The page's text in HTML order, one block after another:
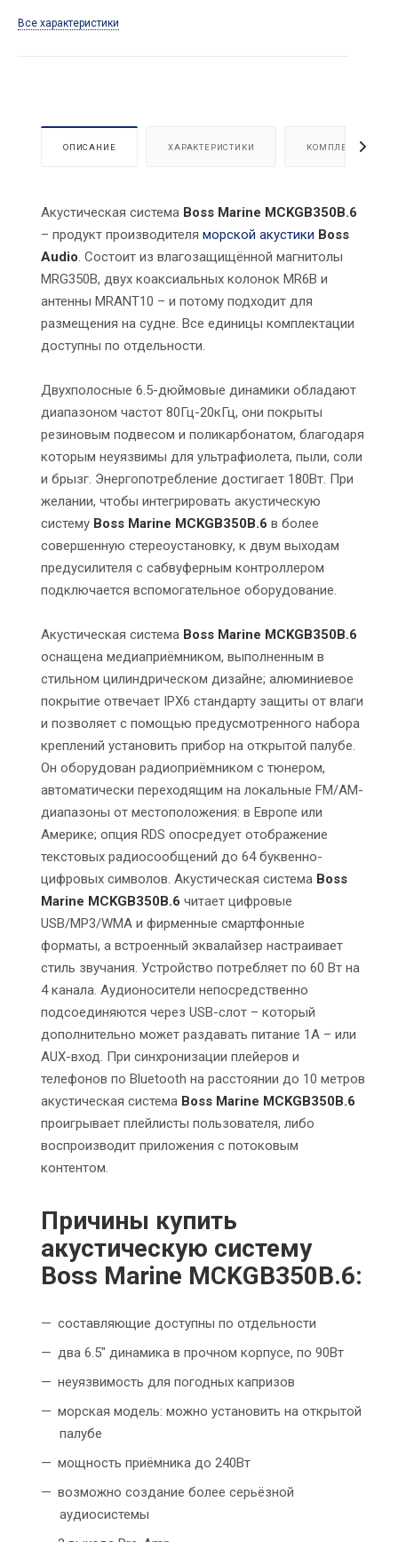
Все характеристики
ОПИСАНИЕ ХАРАКТЕРИСТИКИ КОМПЛЕКТАЦИЯ
Акустическая система Boss Marine MCKGB350B.6
– продукт производителя морской акустики Boss
Audio. Состоит из влагозащищённой магнитолы
MRG350B, двух коаксиальных колонок MR6B и
антенны MRANT10 – и потому подходит для
размещения на судне. Все единицы комплектации
доступны по отдельности.
Двухполосные 6.5-дюймовые динамики обладают
диапазоном частот 80Гц-20кГц, они покрыты
резиновым подвесом и поликарбонатом, благодаря
которым неуязвимы для ультрафиолета, пыли, соли
и брызг. Энергопотребление достигает 180Вт. При
желании, чтобы интегрировать акустическую
систему Boss Marine MCKGB350B.6 в более
совершенную стереоустановку, к двум выходам
предусилителя с сабвуферным контроллером
подключается вспомогательное оборудование.
Акустическая система Boss Marine MCKGB350B.6
оснащена медиаприёмником, выполненным в
стильном цилиндрическом дизайне; алюминиевое
покрытие отвечает IPX6 стандарту защиты от влаги
и позволяет с помощью предусмотренного набора
креплений установить прибор на открытой палубе.
Он оборудован радиоприёмником с тюнером,
автоматически переходящим на локальные FM/AM-
диапазоны от местоположения: в Европе или
Америке; опция RDS опосредует отображение
текстовых радиосообщений до 64 буквенно-
цифровых символов. Акустическая система Boss
Marine MCKGB350B.6 читает цифровые
USB/MP3/WMA и фирменные смартфонные
форматы, а встроенный эквалайзер настраивает
стиль звучания. Устройство потребляет по 60 Вт на
4 канала. Аудионосители непосредственно
подсоединяются через USB-слот – который
дополнительно может раздавать питание 1А – или
AUX-вход. При синхронизации плейеров и
телефонов по Bluetooth на расстоянии до 10 метров
акустическая система Boss Marine MCKGB350B.6
проигрывает плейлисты пользователя, либо
воспроизводит приложения с потоковым
контентом.
Причины купить
акустическую систему
Boss Marine MCKGB350B.6:
составляющие доступны по отдельности
два 6.5" динамика в прочном корпусе, по 90Вт
неуязвимость для погодных капризов
морская модель: можно установить на открытой
палубе
мощность приёмника до 240Вт
возможно создание более серьёзной
аудиосистемы